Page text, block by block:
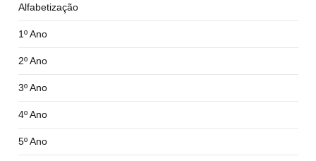
Alfabetização
1º Ano
2º Ano
3º Ano
4º Ano
5º Ano